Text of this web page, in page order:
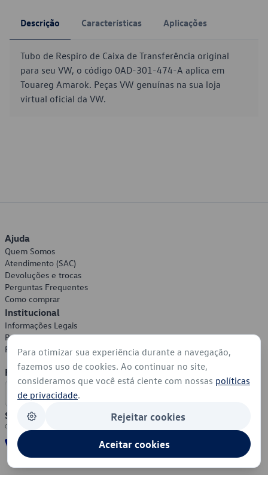
Descrição Características Aplicações
Tubo de Respiro de Caixa de Transferência original
para seu VW, o código 0AD-301-474-A aplica em
Touareg Amarok. Peças VW genuínas na sua loja
virtual oficial da VW.
Ajuda
Quem Somos
Atendimento (SAC)
Devoluções e trocas
Perguntas Frequentes
Como comprar
Institucional
Informações Legais
Política de Privacidade
Política de Cookies
Formas de Pagamento
Segurança
Para otimizar sua experiência durante a navegação,
fazemos uso de cookies. Ao continuar no site,
consideramos que você está ciente com nossas políticas
de privacidade.
Rejeitar cookies
Aceitar cookies